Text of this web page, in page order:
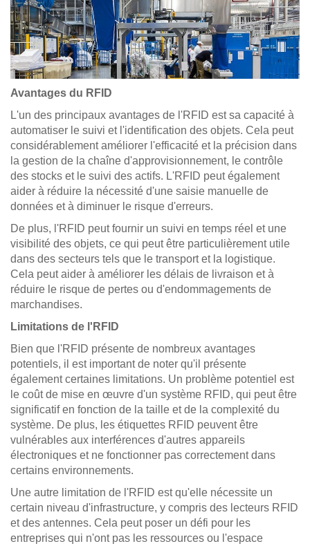
Avantages du RFID
L'un des principaux avantages de l'RFID est sa capacité à
automatiser le suivi et l'identification des objets. Cela peut
considérablement améliorer l'efficacité et la précision dans
la gestion de la chaîne d'approvisionnement, le contrôle
des stocks et le suivi des actifs. L'RFID peut également
aider à réduire la nécessité d'une saisie manuelle de
données et à diminuer le risque d'erreurs.
De plus, l'RFID peut fournir un suivi en temps réel et une
visibilité des objets, ce qui peut être particulièrement utile
dans des secteurs tels que le transport et la logistique.
Cela peut aider à améliorer les délais de livraison et à
réduire le risque de pertes ou d'endommagements de
marchandises.
Limitations de l'RFID
Bien que l'RFID présente de nombreux avantages
potentiels, il est important de noter qu'il présente
également certaines limitations. Un problème potentiel est
le coût de mise en œuvre d'un système RFID, qui peut être
significatif en fonction de la taille et de la complexité du
système. De plus, les étiquettes RFID peuvent être
vulnérables aux interférences d'autres appareils
électroniques et ne fonctionner pas correctement dans
certains environnements.
Une autre limitation de l'RFID est qu'elle nécessite un
certain niveau d'infrastructure, y compris des lecteurs RFID
et des antennes. Cela peut poser un défi pour les
entreprises qui n'ont pas les ressources ou l'espace